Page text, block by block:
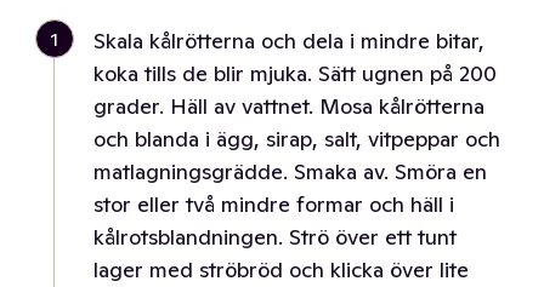
1
Skala kålrötterna och dela i mindre bitar,
koka tills de blir mjuka. Sätt ugnen på 200
grader. Häll av vattnet. Mosa kålrötterna
och blanda i ägg, sirap, salt, vitpeppar och
matlagningsgrädde. Smaka av. Smöra en
stor eller två mindre formar och häll i
kålrotsblandningen. Strö över ett tunt
lager med ströbröd och klicka över lite